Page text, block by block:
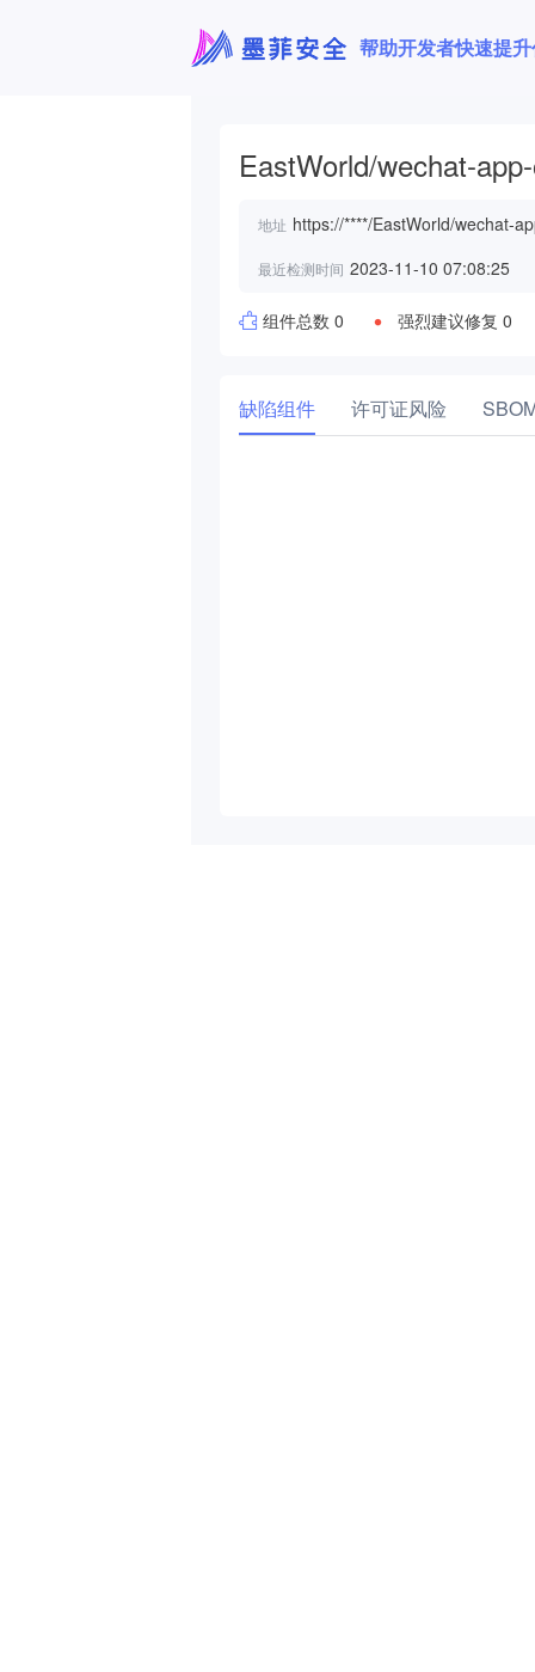
帮助开发者快速提
EastWorld/wechat-
地址 https://****/EastWorld/wechat-
最近检测时间 2023-11-10 07:08:25
组件总数 0 强烈建议修复 0
缺陷组件 许可证风险